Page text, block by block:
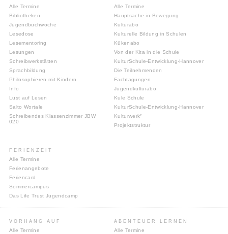
Alle Termine
Bibliotheken
Jugendbuchwoche
Lesedose
Lesementoring
Lesungen
Schreibwerkstätten
Sprachbildung
Philosophieren mit Kindern
Info
Lust auf Lesen
Salto Wortale
Schreibendes Klassenzimmer JBW
020
Alle Termine
Hauptsache in Bewegung
Kulturabo
Kulturelle Bildung in Schulen
Kükenabo
Von der Kita in die Schule
KulturSchule-Entwicklung-Hannover
Die Teilnehmenden
Fachtagungen
Jugendkulturabo
Kule Schule
KulturSchule-Entwicklung-Hannover
Kulturwerk²
Projektstruktur
FERIENZEIT
Alle Termine
Ferienangebote
Feriencard
Sommercampus
Das Life Trust Jugendcamp
VORHANG AUF
Alle Termine
ABENTEUER LERNEN
Alle Termine